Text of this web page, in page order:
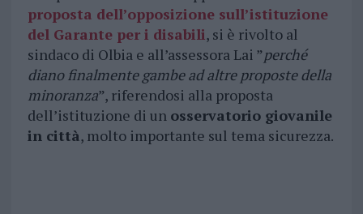
proposta dell’opposizione sull’istituzione
del Garante per i disabili, si è rivolto al
sindaco di Olbia e all’assessora Lai ”perché
diano finalmente gambe ad altre proposte della
minoranza”, riferendosi alla proposta
dell’istituzione di un osservatorio giovanile
in città, molto importante sul tema sicurezza.